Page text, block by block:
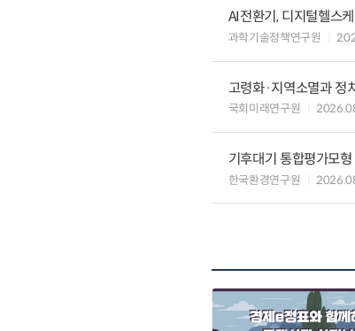
AI전환기, 디지털헬스
과학기술정책연구원
고령화·지역소멸과 정
국회미래연구원
기후대기 통합평가모
한국환경연구원